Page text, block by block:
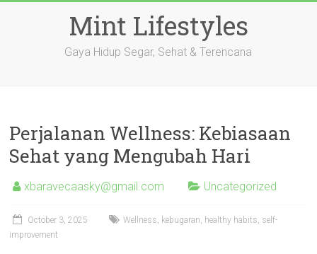
Mint Lifestyles
Gaya Hidup Segar, Sehat & Terencana
Perjalanan Wellness: Kebiasaan
Sehat yang Mengubah Hari
xbaravecaasky@gmail.com Uncategorized
October 3, 2025
Wellness, kebugaran, healthy habits, self-
improvement